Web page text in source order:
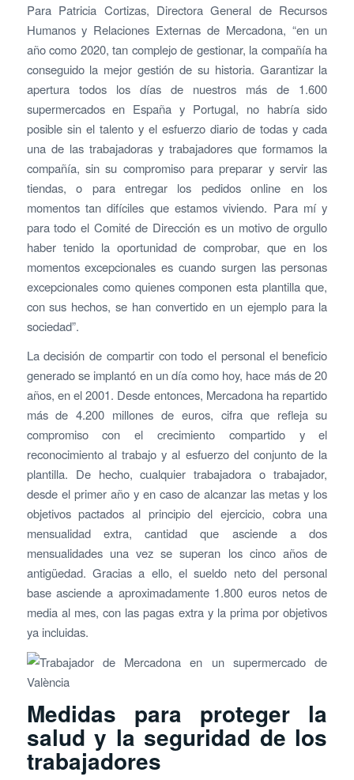
Para Patricia Cortizas, Directora General de Recursos
Humanos y Relaciones Externas de Mercadona, “en un
año como 2020, tan complejo de gestionar, la compañía ha
conseguido la mejor gestión de su historia. Garantizar la
apertura todos los días de nuestros más de 1.600
supermercados en España y Portugal, no habría sido
posible sin el talento y el esfuerzo diario de todas y cada
una de las trabajadoras y trabajadores que formamos la
compañía, sin su compromiso para preparar y servir las
tiendas, o para entregar los pedidos online en los
momentos tan difíciles que estamos viviendo. Para mí y
para todo el Comité de Dirección es un motivo de orgullo
haber tenido la oportunidad de comprobar, que en los
momentos excepcionales es cuando surgen las personas
excepcionales como quienes componen esta plantilla que,
con sus hechos, se han convertido en un ejemplo para la
sociedad”.
La decisión de compartir con todo el personal el beneficio
generado se implantó en un día como hoy, hace más de 20
años, en el 2001. Desde entonces, Mercadona ha repartido
más de 4.200 millones de euros, cifra que refleja su
compromiso con el crecimiento compartido y el
reconocimiento al trabajo y al esfuerzo del conjunto de la
plantilla. De hecho, cualquier trabajadora o trabajador,
desde el primer año y en caso de alcanzar las metas y los
objetivos pactados al principio del ejercicio, cobra una
mensualidad extra, cantidad que asciende a dos
mensualidades una vez se superan los cinco años de
antigüedad. Gracias a ello, el sueldo neto del personal
base asciende a aproximadamente 1.800 euros netos de
media al mes, con las pagas extra y la prima por objetivos
ya incluidas.
Medidas para proteger la
salud y la seguridad de los
trabajadores